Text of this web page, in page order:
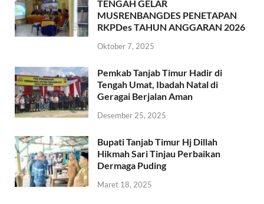
TENGAH GELAR
MUSRENBANGDES PENETAPAN
RKPDes TAHUN ANGGARAN 2026
Oktober 7, 2025
Pemkab Tanjab Timur Hadir di
Tengah Umat, Ibadah Natal di
Geragai Berjalan Aman
Desember 25, 2025
Bupati Tanjab Timur Hj Dillah
Hikmah Sari Tinjau Perbaikan
Dermaga Puding
Maret 18, 2025